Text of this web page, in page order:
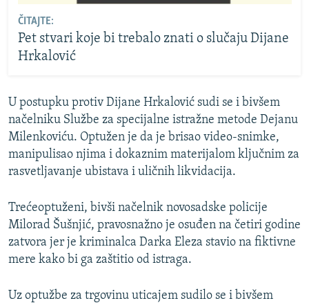
ČITAJTE:
Pet stvari koje bi trebalo znati o slučaju Dijane
Hrkalović
U postupku protiv Dijane Hrkalović sudi se i bivšem
načelniku Službe za specijalne istražne metode Dejanu
Milenkoviću. Optužen je da je brisao video-snimke,
manipulisao njima i dokaznim materijalom ključnim za
rasvetljavanje ubistava i uličnih likvidacija.
Trećeoptuženi, bivši načelnik novosadske policije
Milorad Šušnjić, pravosnažno je osuđen na četiri godine
zatvora jer je kriminalca Darka Eleza stavio na fiktivne
mere kako bi ga zaštitio od istraga.
Uz optužbe za trgovinu uticajem sudilo se i bivšem